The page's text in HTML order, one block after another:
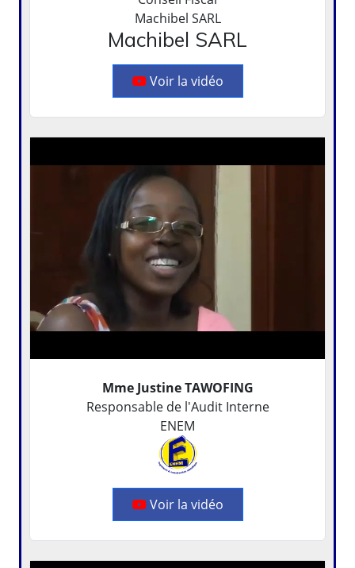
Machibel SARL
Machibel SARL
Voir la vidéo
Mme Justine TAWOFING
Responsable de l'Audit Interne
ENEM
Voir la vidéo